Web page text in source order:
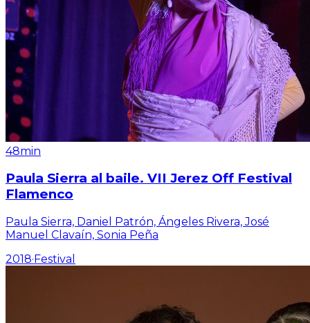
48min
Paula Sierra al baile. VII Jerez Off Festival
Flamenco
Paula Sierra, Daniel Patrón, Ángeles Rivera, José
Manuel Clavaín, Sonia Peña
2018·Festival